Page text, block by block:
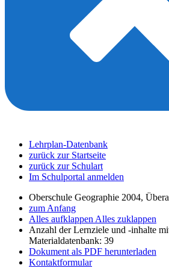
Lehrplan-Datenbank
zurück zur Startseite
zurück zur Schulart
Im Schulportal anmelden
Oberschule Geographie 2004,
zum Anfang
Alles aufklappen Alles zuklappen
Anzahl der Lernziele und -inhalte
Materialdatenbank: 39
Dokument als PDF herunterladen
Kontaktformular